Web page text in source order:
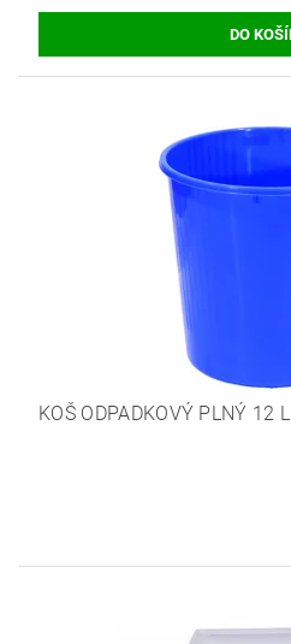
KOŠ ODPADKOVÝ PLNÝ 12 L